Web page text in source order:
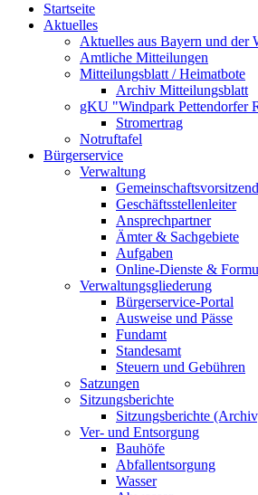
Startseite
Aktuelles
Aktuelles aus Bayern und der
Amtliche Mitteilungen
Mitteilungsblatt / Heimatbote
Archiv Mitteilungsblatt
gKU "Windpark Pettendorfer
Stromertrag
Notruftafel
Bürgerservice
Verwaltung
Geschäftsstellenleiter
Ansprechpartner
Ämter & Sachgebiete
Aufgaben
Online-Dienste &
Verwaltungsgliederung
Bürgerservice-Portal
Ausweise und Pässe
Fundamt
Standesamt
Steuern und Gebühren
Satzungen
Sitzungsberichte
Sitzungsberichte
Ver- und Entsorgung
Bauhöfe
Abfallentsorgung
Wasser